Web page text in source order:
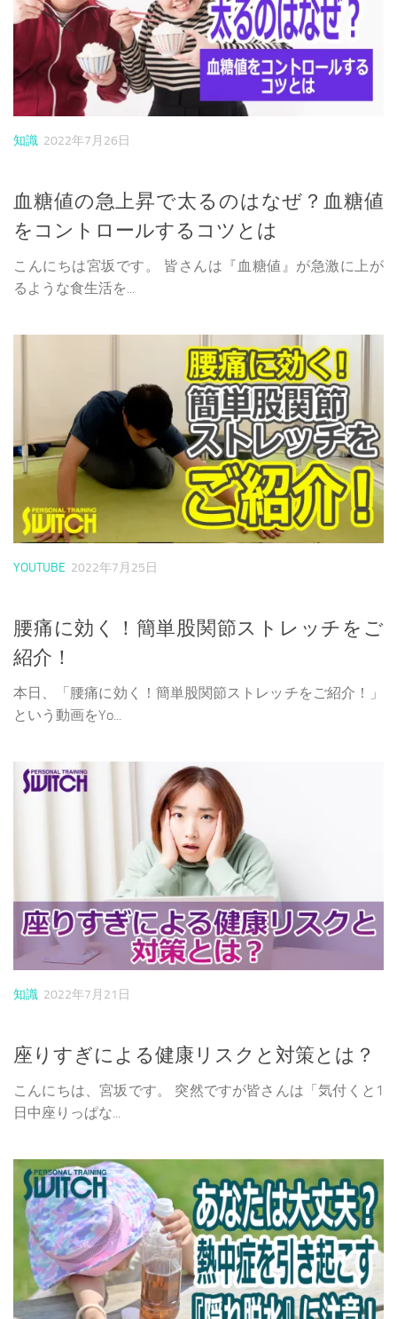
知識 2022年7月26日
血糖値の急上昇で太るのはなぜ？血糖値
をコントロールするコツとは
こんにちは宮坂です。 皆さんは『血糖値』が急激に上が
るような食生活を...
YOUTUBE 2022年7月25日
腰痛に効く！簡単股関節ストレッチをご
紹介！
本日、「腰痛に効く！簡単股関節ストレッチをご紹介！」
という動画をYo...
知識 2022年7月21日
座りすぎによる健康リスクと対策とは？
こんにちは、宮坂です。 突然ですが皆さんは「気付くと1
日中座りっぱな...